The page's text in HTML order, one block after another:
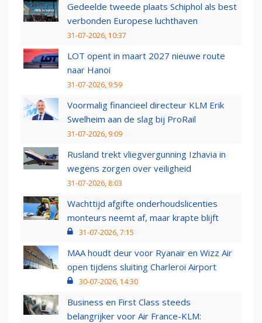
Gedeelde tweede plaats Schiphol als best
verbonden Europese luchthaven
31-07-2026, 10:37
LOT opent in maart 2027 nieuwe route
naar Hanoi
31-07-2026, 9:59
Voormalig financieel directeur KLM Erik
Swelheim aan de slag bij ProRail
31-07-2026, 9:09
Rusland trekt vliegvergunning Izhavia in
wegens zorgen over veiligheid
31-07-2026, 8:03
Wachttijd afgifte onderhoudslicenties
monteurs neemt af, maar krapte blijft
31-07-2026, 7:15
MAA houdt deur voor Ryanair en Wizz Air
open tijdens sluiting Charleroi Airport
30-07-2026, 14:30
Business en First Class steeds
belangrijker voor Air France-KLM: